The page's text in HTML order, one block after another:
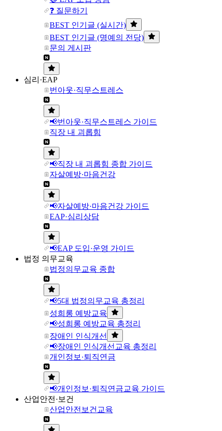
❓ 질문하기
BEST 인기글 (실시간)
BEST 인기글 (명예의 전당)
문의 게시판
심리·EAP
번아웃·직무스트레스
📢번아웃·직무스트레스 가이드
직장 내 괴롭힘
📢직장 내 괴롭힘 종합 가이드
자살예방·마음건강
📢자살예방·마음건강 가이드
EAP·심리상담
📢EAP 도입·운영 가이드
법정 의무교육
법정의무교육 종합
📢5대 법정의무교육 총정리
성희롱 예방교육
📢성희롱 예방교육 총정리
장애인 인식개선
📢장애인 인식개선교육 총정리
개인정보·퇴직연금
📢개인정보·퇴직연금교육 가이드
산업안전·보건
산업안전보건교육